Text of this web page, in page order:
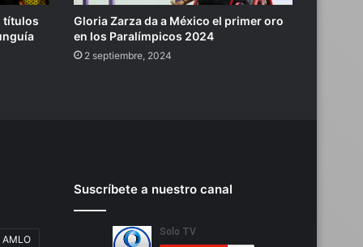
títulos
Gloria Zarza da a México el primer oro
en los Paralímpicos 2024
2 septiembre, 2024
AMLO
Suscríbete a nuestro canal